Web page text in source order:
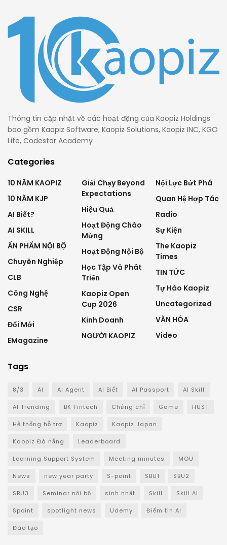
Thông tin cập nhật về các hoạt động của Kaopiz Holdings
bao gồm Kaopiz Software, Kaopiz Solutions, Kaopiz INC, KGO
Life, Codestar Academy
Categories
10 NĂM KAOPIZ
10 NĂM KJP
AI Biết?
AI SKILL
ẤN PHẨM NỘI BỘ
Chuyên Nghiệp
CLB
Công Nghệ
CSR
Đổi Mới
EMagazine
Giải Chạy Beyond
Expectations
Hiệu Quả
Hoạt Động Chào
Mừng
Hoạt Động Nội Bộ
Học Tập Và Phát
Triển
Kaopiz Open
Cup 2026
Kinh Doanh
NGƯỜI KAOPIZ
Nội Lực Bứt Phá
Quan Hệ Hợp Tác
Radio
Sự Kiện
The Kaopiz
Times
TIN TỨC
Tự Hào Kaopiz
Uncategorized
VĂN HÓA
Video
Tags
8/3 AI AI Agent AI Biết AI Passport AI Skill
AI Trending BK Fintech Chứng chỉ Game HUST
Hệ thống hỗ trợ Kaopiz Kaopiz Japan
Kaopiz Đà nẵng Leaderboard
Learning Support System Meeting minutes MOU
News new year party S-point SBU1 SBU2
SBU3 Seminar nội bộ sinh nhật Skill Skill AI
Spoint spotlight news Udemy Điểm tin AI
Đào tạo